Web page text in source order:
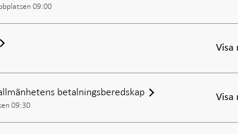
09:00
Visa
betalningsberedskap
09:30
Visa